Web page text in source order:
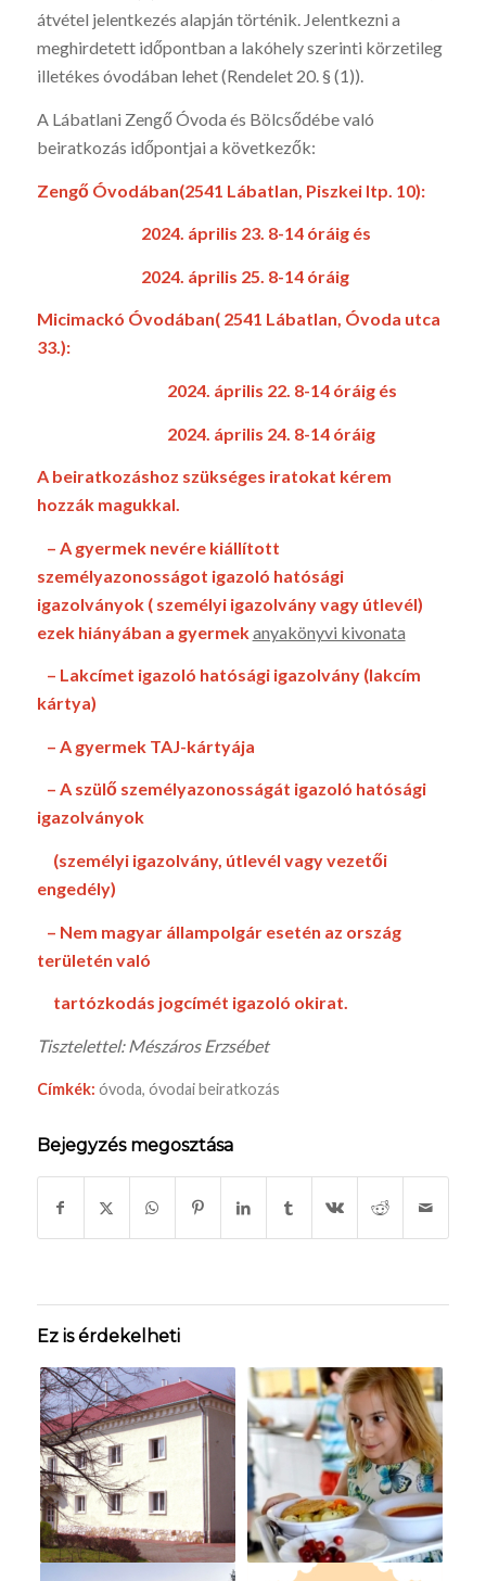
átvétel jelentkezés alapján történik. Jelentkezni a
meghirdetett időpontban a lakóhely szerinti körzetileg
illetékes óvodában lehet (Rendelet 20. § (1)).
A Lábatlani Zengő Óvoda és Bölcsődébe való
beiratkozás időpontjai a következők:
Zengő Óvodában(2541 Lábatlan, Piszkei ltp. 10):
2024. április 23. 8-14 óráig és
2024. április 25. 8-14 óráig
Micimackó Óvodában( 2541 Lábatlan, Óvoda utca
33.):
2024. április 22. 8-14 óráig és
2024. április 24. 8-14 óráig
A beiratkozáshoz szükséges iratokat kérem
hozzák magukkal.
– A gyermek nevére kiállított
személyazonosságot igazoló hatósági
igazolványok ( személyi igazolvány vagy útlevél)
ezek hiányában a gyermekanyakönyvi kivonata
– Lakcímet igazoló hatósági igazolvány (lakcím
kártya)
– A gyermek TAJ-kártyája
– A szülő személyazonosságát igazoló hatósági
igazolványok
(személyi igazolvány, útlevél vagy vezetői
engedély)
– Nem magyar állampolgár esetén az ország
területén való
tartózkodás jogcímét igazoló okirat.
Tisztelettel: Mészáros Erzsébet
Címkék: óvoda, óvodai beiratkozás
Bejegyzés megosztása
Ez is érdekelheti